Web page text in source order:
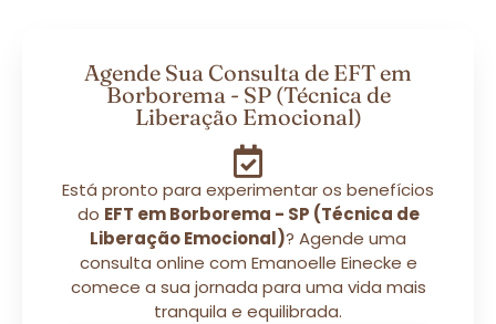
Agende Sua Consulta de EFT em
Borborema - SP (Técnica de
Liberação Emocional)
Está pronto para experimentar os benefícios
do EFT em Borborema - SP (Técnica de
Liberação Emocional)? Agende uma
consulta online com Emanoelle Einecke e
comece a sua jornada para uma vida mais
tranquila e equilibrada.